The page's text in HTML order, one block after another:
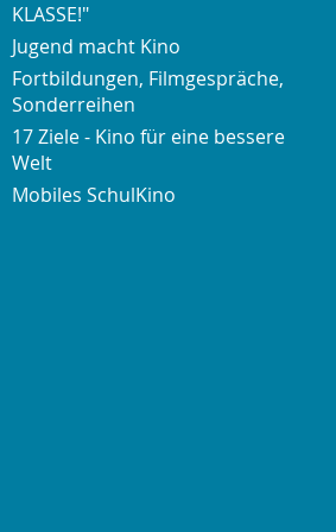
KLASSE!"
Jugend macht Kino
Fortbildungen, Filmgespräche,
Sonderreihen
17 Ziele - Kino für eine bessere
Welt
Mobiles SchulKino